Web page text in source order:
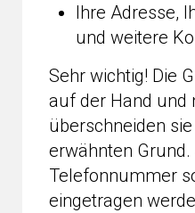
Ihre Adresse,
und weitere
Sehr wichtig! Die
auf der Hand und
überschneiden
erwähnten Grund.
Telefonnummer
eingetragen